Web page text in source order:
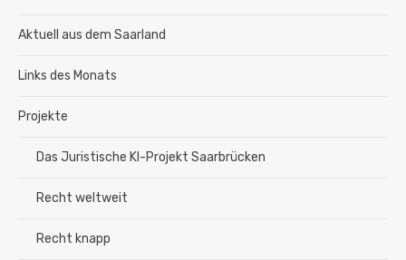
Aktuell aus dem Saarland
Links des Monats
Projekte
Das Juristische KI-Projekt Saarbrücken
Recht weltweit
Recht knapp